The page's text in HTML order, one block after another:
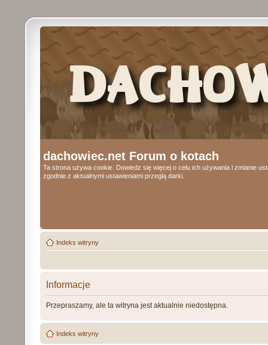
dachowiec.net Forum o kotach
Ta strona używa cookie. Dowiedz się więcej o celu ich używania i zmianie
zgodnie z aktualnymi ustawieniami przeglą darki.
Indeks witryny
Informacje
Przepraszamy, ale ta witryna jest aktualnie niedostępna.
Indeks witryny